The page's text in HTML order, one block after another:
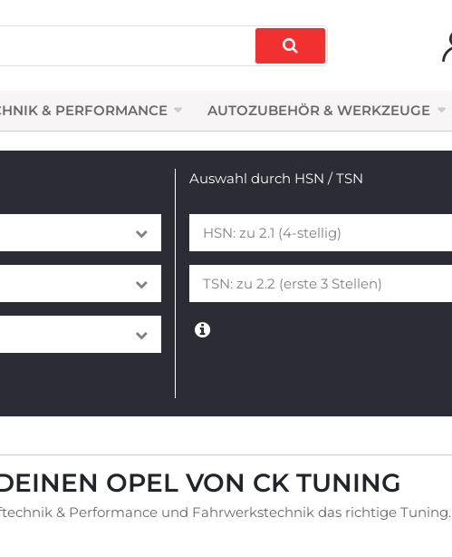
& PERFORMANCE AUTOZUBEHÖR & WERKZEUGE
Auswahl durch HSN / TSN
OPEL VON CK TUNING
& Performance und Fahrwerkstechnik das richtige Tuning.